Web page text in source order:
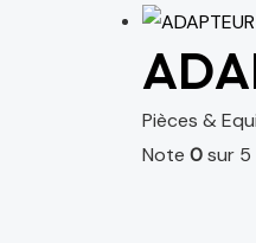
Pièces &
Note 0sur 5